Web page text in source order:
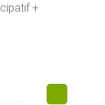
+